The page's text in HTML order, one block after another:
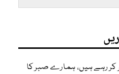
کر رہے ہیں، ہمارے صبر کا